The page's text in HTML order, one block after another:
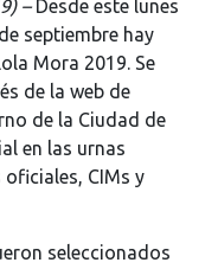
–Desde este lunes
septiembre hay
Mora 2019. Se
de la web de
de la Ciudad de
en las urnas
CIMs y
seleccionados